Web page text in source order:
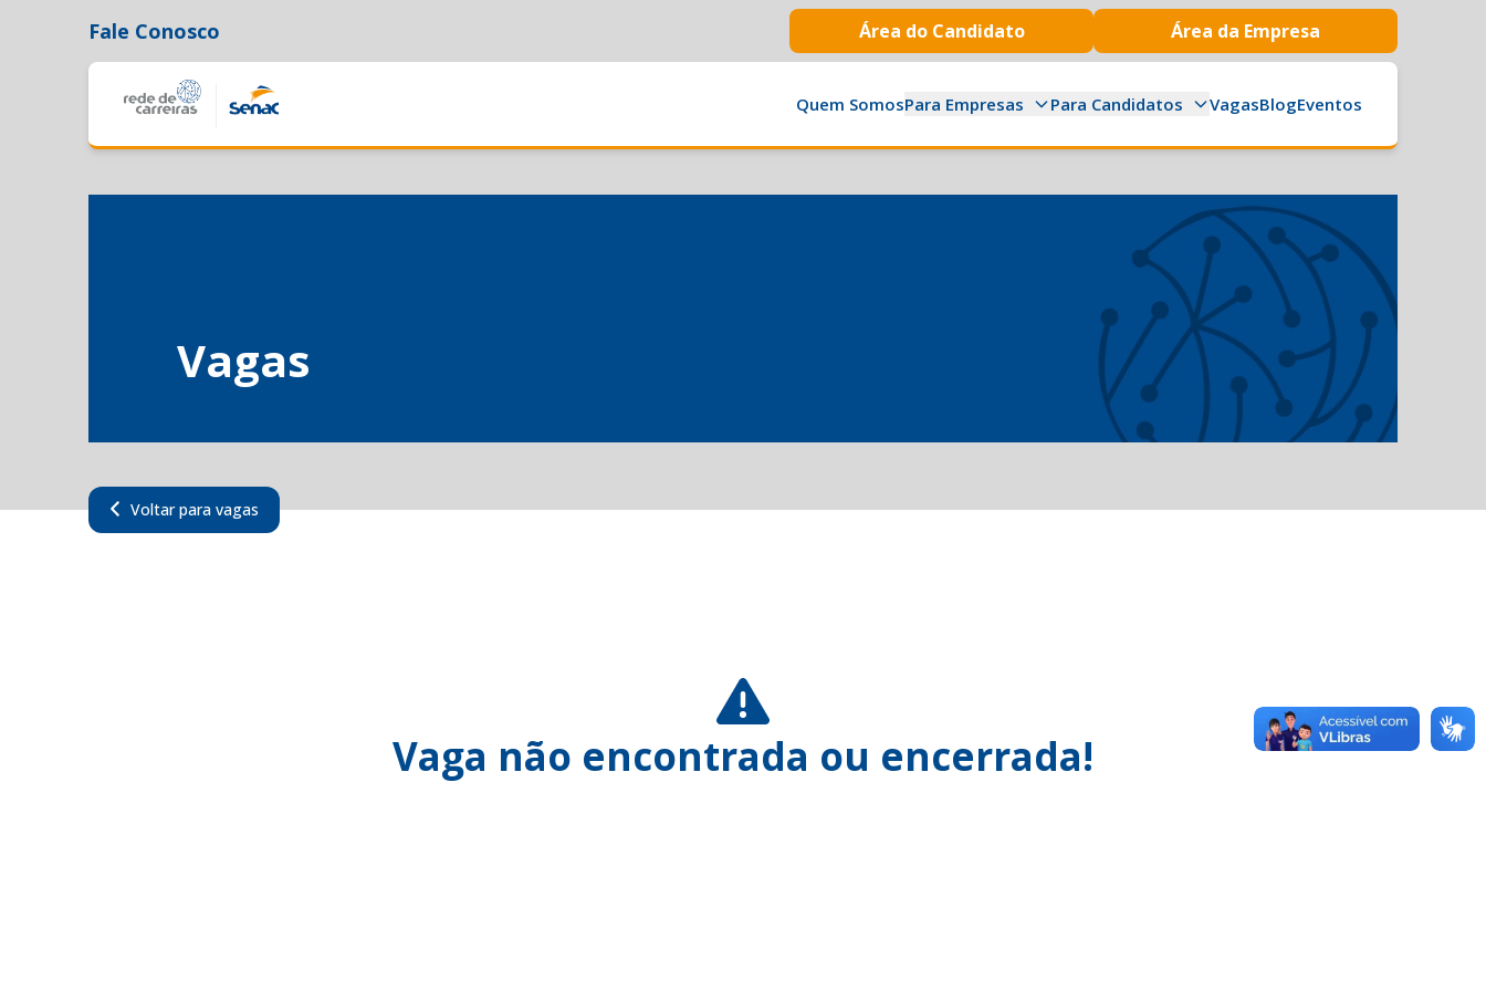
Fale Conosco Área do Candidato Área da Empresa
Quem SomosPara Empresas Para Candidatos VagasBlogEventos
Vagas
Voltar para vagas
Vaga não encontrada ou encerrada!